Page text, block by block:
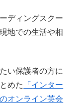
ディングスクー
地での生活や相
い保護者の方に
めた
「インター
オンライン英会